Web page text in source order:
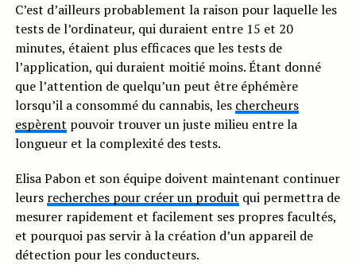
C’est d’ailleurs probablement la raison pour laquelle les
tests de l’ordinateur, qui duraient entre 15 et 20
minutes, étaient plus efficaces que les tests de
l’application, qui duraient moitié moins. Étant donné
que l’attention de quelqu’un peut être éphémère
lorsqu’il a consommé du cannabis, les chercheurs
espèrent pouvoir trouver un juste milieu entre la
longueur et la complexité des tests.
Elisa Pabon et son équipe doivent maintenant continuer
leurs recherches pour créer un produit qui permettra de
mesurer rapidement et facilement ses propres facultés,
et pourquoi pas servir à la création d’un appareil de
détection pour les conducteurs.